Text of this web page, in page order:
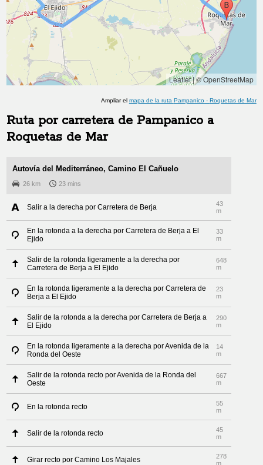
Leaflet|© OpenStreetMap
Ampliar el mapa de la ruta Pampanico- Roquetas de Mar
Ruta por carretera de Pampanico a
Roquetas de Mar
Autovía del Mediterráneo, Camino El Cañuelo
26 km 23 mins
Salir a la derecha por Carretera de Berja
43
m
En la rotonda a la derecha por Carretera de Berja a El
Ejido
33
m
Salir de la rotonda ligeramente a la derecha por
Carretera de Berja a El Ejido
648
m
En la rotonda ligeramente a la derecha por Carretera de
Berja a El Ejido
23
m
Salir de la rotonda a la derecha por Carretera de Berja a
El Ejido
290
m
En la rotonda ligeramente a la derecha por Avenida de la
Ronda del Oeste
14
m
Salir de la rotonda recto por Avenida de la Ronda del
Oeste
667
m
En la rotonda recto
55
m
Salir de la rotonda recto
45
m
Girar recto por Camino Los Majales
278
m